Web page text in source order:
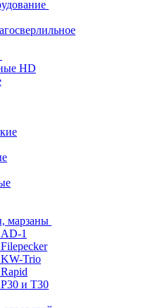
HD
марзаны
1
Trio
и Т30